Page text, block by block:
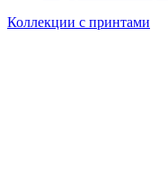
Коллекции с принтами